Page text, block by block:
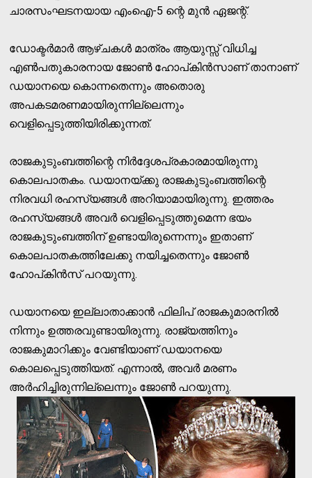
ചാരസംഘടനയായ എംഐ-5 ന്റെ മുന്‍ ഏജന്റ്.
ഡോക്ടര്‍മാര്‍ ആഴ്ചകള്‍ മാത്രം ആയുസ്സ് വിധിച്ച
എണ്‍പതുകാരനായ ജോണ്‍ ഹോപ്കിന്‍സാണ് താനാണ്
ഡയാനയെ കൊന്നതെന്നും അതൊരു
അപകടമരണമായിരുന്നില്ലെന്നും
വെളിപ്പെടുത്തിയിരിക്കുന്നത്.
രാജകുടുംബത്തിന്റെ നിര്‍ദ്ദേശപ്രകാരമായിരുന്നു
കൊലപാതകം. ഡയാനയ്ക്കു രാജകുടുംബത്തിന്റെ
നിരവധി രഹസ്യങ്ങള്‍ അറിയാമായിരുന്നു. ഇത്തരം
രഹസ്യങ്ങള്‍ അവര്‍ വെളിപ്പെടുത്തുമെന്ന ഭയം
രാജകുടുംബത്തിന് ഉണ്ടായിരുന്നെന്നും ഇതാണ്
കൊലപാതകത്തിലേക്കു നയിച്ചതെന്നും ജോണ്‍
ഹോപ്കിന്‍സ് പറയുന്നു.
ഡയാനയെ ഇല്ലാതാക്കാന്‍ ഫിലിപ് രാജകുമാരനില്‍
നിന്നും ഉത്തരവുണ്ടായിരുന്നു. രാജ്യത്തിനും
രാജകുമാറിക്കും വേണ്ടിയാണ് ഡയാനയെ
കൊലപ്പെടുത്തിയത്. എന്നാല്‍, അവര്‍ മരണം
അര്‍ഹിച്ചിരുന്നില്ലെന്നും ജോണ്‍ പറയുന്നു.